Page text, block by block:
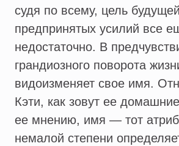
судя по всему, цель
предпринятых усилий все
недостаточно. В
грандиозного поворота
видоизменяет свое имя.
Кэти, как зовут ее
ее мнению, имя — тот
немалой степени